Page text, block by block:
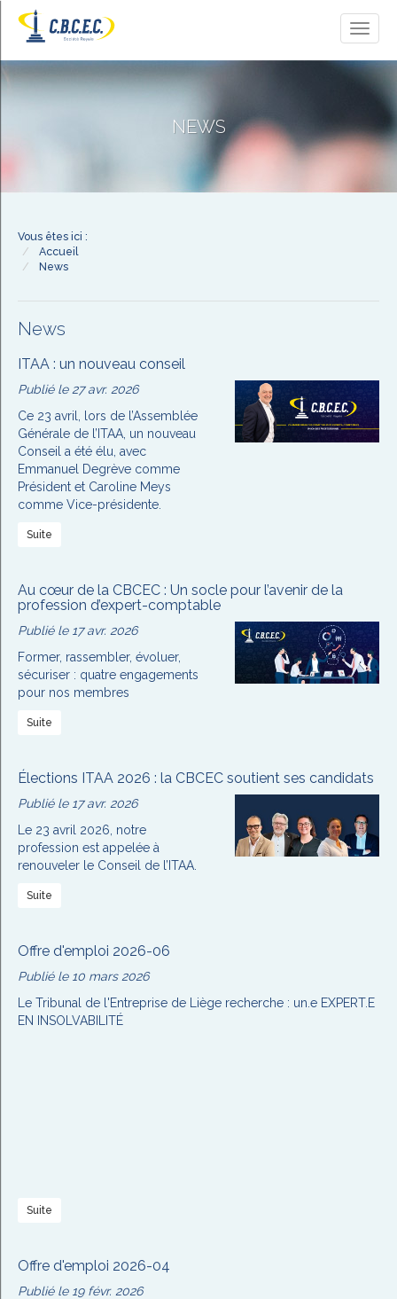
NEWS
Vous êtes ici :
Accueil
News
News
ITAA : un nouveau conseil
Publié le 27 avr. 2026
Ce 23 avril, lors de l’Assemblée
Générale de l’ITAA, un nouveau
Conseil a été élu, avec
Emmanuel Degrève comme
Président et Caroline Meys
comme Vice-présidente.
Suite
Au cœur de la CBCEC : Un socle pour l’avenir de la
profession d’expert-comptable
Publié le 17 avr. 2026
Former, rassembler, évoluer,
sécuriser : quatre engagements
pour nos membres
Suite
Élections ITAA 2026 : la CBCEC soutient ses candidats
Publié le 17 avr. 2026
Le 23 avril 2026, notre
profession est appelée à
renouveler le Conseil de l’ITAA.
Suite
Offre d'emploi 2026-06
Publié le 10 mars 2026
Le Tribunal de l'Entreprise de Liège recherche : un.e EXPERT.E
EN INSOLVABILITÉ
Suite
Offre d'emploi 2026-04
Publié le 19 févr. 2026